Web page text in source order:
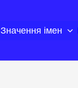
Значення імен